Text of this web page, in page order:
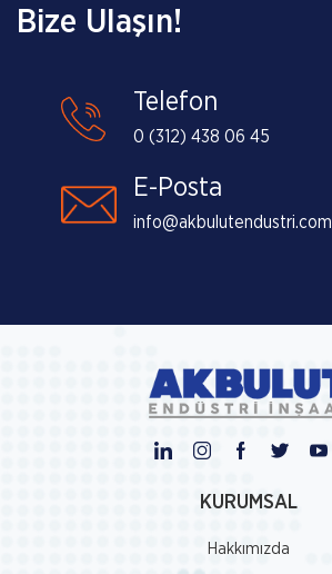
Bize Ulaşın!
Telefon
0 (312) 438 06 45
E-Posta
info@akbulutendustri.com
KURUMSAL
Hakkımızda